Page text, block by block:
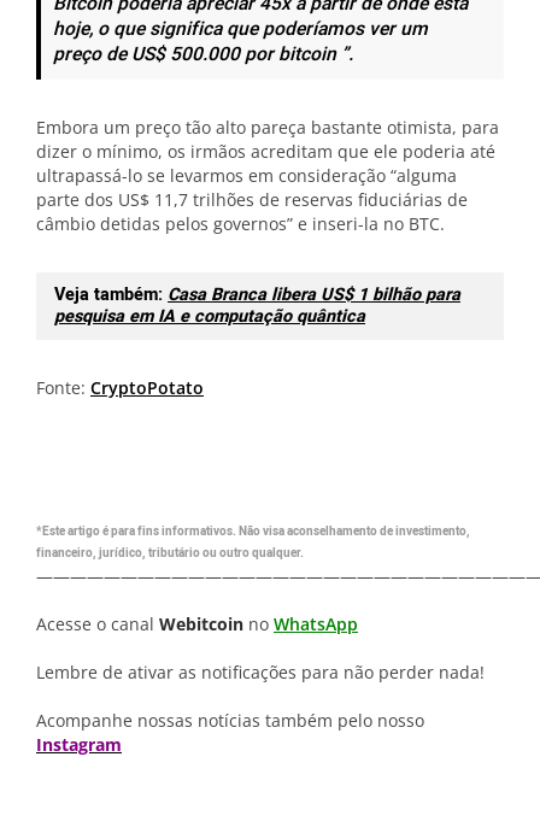
hoje, o que significa que poderíamos ver um
preço de US$ 500.000 por bitcoin ”.
Embora um preço tão alto pareça bastante otimista, para
dizer o mínimo, os irmãos acreditam que ele poderia até
ultrapassá-lo se levarmos em consideração “alguma
parte dos US$ 11,7 trilhões de reservas fiduciárias de
câmbio detidas pelos governos” e inseri-la no BTC.
Veja também: Casa Branca libera US$ 1 bilhão para
pesquisa em IA e computação quântica
Fonte: CryptoPotato
*Este artigo é para fins informativos. Não visa aconselhamento de investimento,
financeiro, jurídico, tributário ou outro qualquer.
Acesse o canal Webitcoin no WhatsApp
Lembre de ativar as notificações para não perder nada!
Acompanhe nossas notícias também pelo nosso
Instagram